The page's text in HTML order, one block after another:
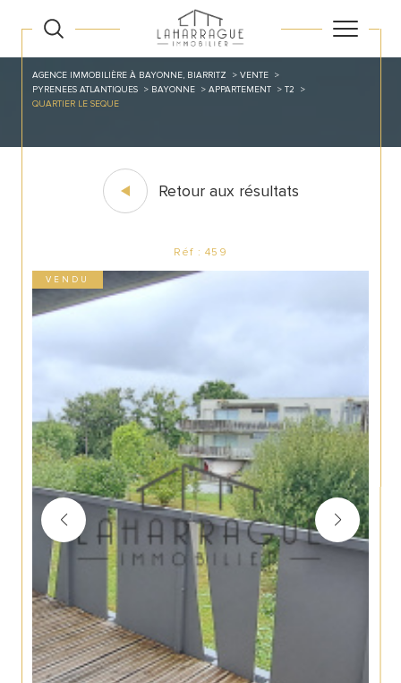
AGENCE IMMOBILIÈRE À BAYONNE, BIARRITZ
VENTE
PYRENEES ATLANTIQUES
BAYONNE APPARTEMENT
T2
QUARTIER LE SEQUE
Retour aux résultats
Réf : 459
VENDU